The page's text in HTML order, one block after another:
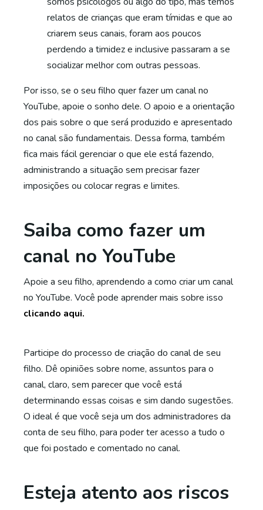
relatos de crianças que eram tímidas e que ao
criarem seus canais, foram aos poucos
perdendo a timidez e inclusive passaram a se
socializar melhor com outras pessoas.
Por isso, se o seu filho quer fazer um canal no
YouTube, apoie o sonho dele. O apoio e a orientação
dos pais sobre o que será produzido e apresentado
no canal são fundamentais. Dessa forma, também
fica mais fácil gerenciar o que ele está fazendo,
administrando a situação sem precisar fazer
imposições ou colocar regras e limites.
Saiba como fazer um
canal no YouTube
Apoie a seu filho, aprendendo a como criar um canal
no YouTube. Você pode aprender mais sobre isso
clicando aqui.
Participe do processo de criação do canal de seu
filho. Dê opiniões sobre nome, assuntos para o
canal, claro, sem parecer que você está
determinando essas coisas e sim dando sugestões.
O ideal é que você seja um dos administradores da
conta de seu filho, para poder ter acesso a tudo o
que foi postado e comentado no canal.
Esteja atento aos riscos